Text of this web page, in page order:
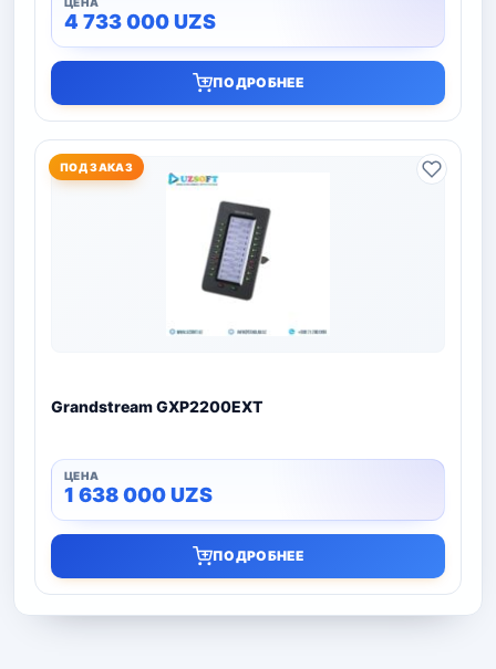
4 733 000UZS
ПОДРОБНЕЕ
ПОД ЗАКАЗ
Grandstream GXP2200EXT
1 638 000UZS
ПОДРОБНЕЕ